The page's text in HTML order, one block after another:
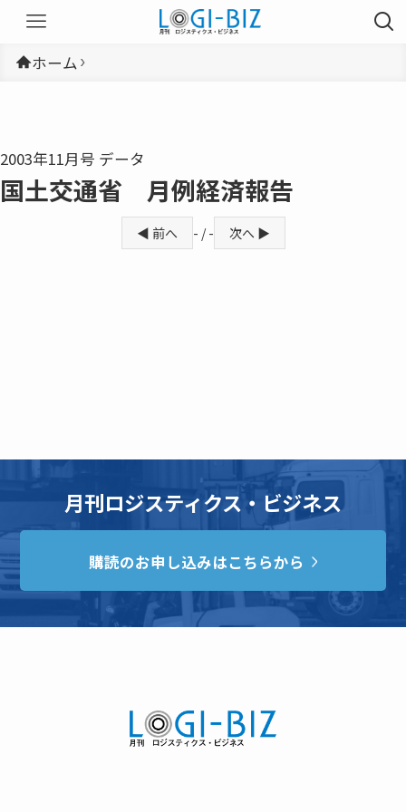
ホーム
2003年11月号 データ
国土交通省 月例経済報告
◀ 前へ - / - 次へ ▶
月刊ロジスティクス・ビジネス
購読のお申し込みはこちらから